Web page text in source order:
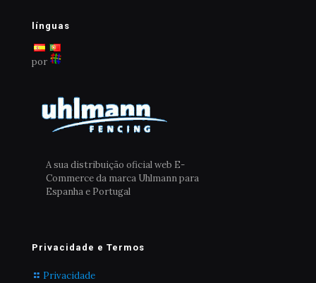
línguas
por
A sua distribuição oficial web E-
Commerce da marca Uhlmann para
Espanha e Portugal
Privacidade e Termos
Privacidade